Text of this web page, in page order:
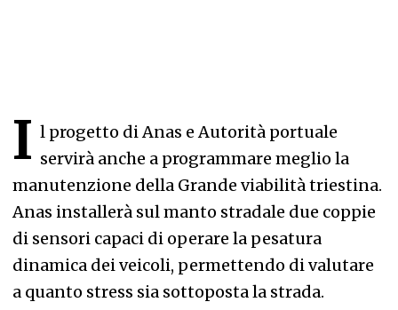
I l progetto di Anas e Autorità portuale
servirà anche a programmare meglio la
manutenzione della Grande viabilità triestina.
Anas installerà sul manto stradale due coppie
di sensori capaci di operare la pesatura
dinamica dei veicoli, permettendo di valutare
a quanto stress sia sottoposta la strada.